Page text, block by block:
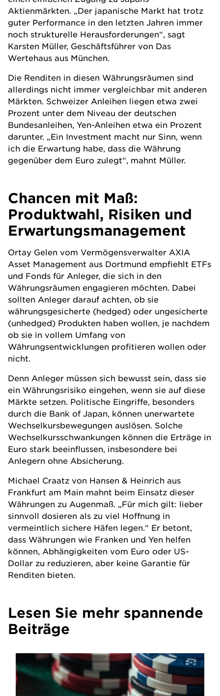
Aktienmärkten. „Der japanische Markt hat trotz
guter Performance in den letzten Jahren immer
noch strukturelle Herausforderungen“, sagt
Karsten Müller, Geschäftsführer von Das
Wertehaus aus München.
Die Renditen in diesen Währungsräumen sind
allerdings nicht immer vergleichbar mit anderen
Märkten. Schweizer Anleihen liegen etwa zwei
Prozent unter dem Niveau der deutschen
Bundesanleihen, Yen-Anleihen etwa ein Prozent
darunter. „Ein Investment macht nur Sinn, wenn
ich die Erwartung habe, dass die Währung
gegenüber dem Euro zulegt“, mahnt Müller.
Chancen mit Maß:
Produktwahl, Risiken und
Erwartungsmanagement
Ortay Gelen vom Vermögensverwalter AXIA
Asset Management aus Dortmund empfiehlt ETFs
und Fonds für Anleger, die sich in den
Währungsräumen engagieren möchten. Dabei
sollten Anleger darauf achten, ob sie
währungsgesicherte (hedged) oder ungesicherte
(unhedged) Produkten haben wollen, je nachdem
ob sie in vollem Umfang von
Währungsentwicklungen profitieren wollen oder
nicht.
Denn Anleger müssen sich bewusst sein, dass sie
ein Währungsrisiko eingehen, wenn sie auf diese
Märkte setzen. Politische Eingriffe, besonders
durch die Bank of Japan, können unerwartete
Wechselkursbewegungen auslösen. Solche
Wechselkursschwankungen können die Erträge in
Euro stark beeinflussen, insbesondere bei
Anlegern ohne Absicherung.
Michael Craatz von Hansen & Heinrich aus
Frankfurt am Main mahnt beim Einsatz dieser
Währungen zu Augenmaß. „Für mich gilt: lieber
sinnvoll dosieren als zu viel Hoffnung in
vermeintlich sichere Häfen legen.“ Er betont,
dass Währungen wie Franken und Yen helfen
können, Abhängigkeiten vom Euro oder US-
Dollar zu reduzieren, aber keine Garantie für
Renditen bieten.
Lesen Sie mehr spannende
Beiträge